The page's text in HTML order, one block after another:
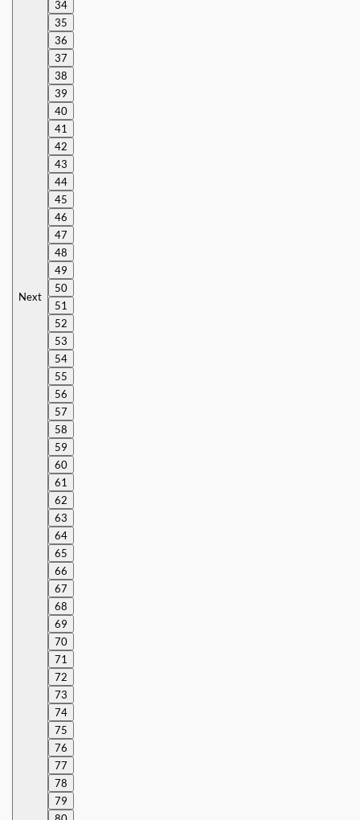
Next
34
35
36
37
38
39
40
41
42
43
44
45
46
47
48
49
50
51
52
53
54
55
56
57
58
59
60
61
62
63
64
65
66
67
68
69
70
71
72
73
74
75
76
77
78
79